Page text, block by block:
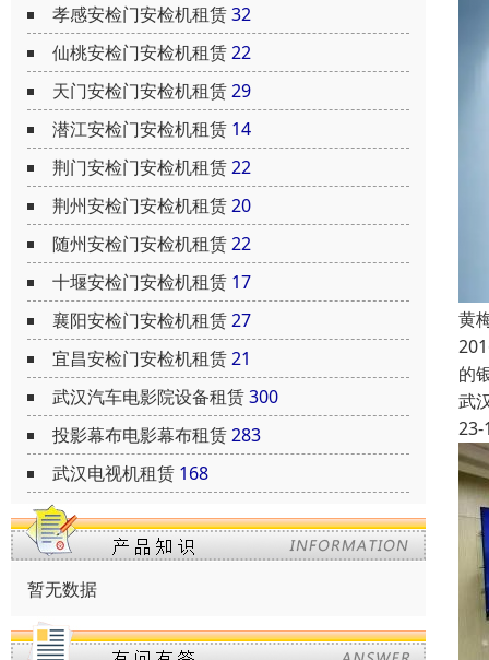
孝感安检门安检机租赁32
仙桃安检门安检机租赁22
天门安检门安检机租赁29
潜江安检门安检机租赁 14
荆门安检门安检机租赁22
荆州安检门安检机租赁20
随州安检门安检机租赁22
十堰安检门安检机租赁 17
襄阳安检门安检机租赁27
宜昌安检门安检机租赁21
武汉汽车电影院设备租赁300
投影幕布电影幕布租赁283
武汉电视机租赁 168
暂无数据
黄
的
武
23-